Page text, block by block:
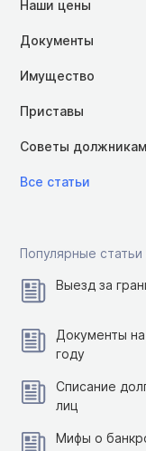
Наши цены
Документы
Имущество
Приставы
Советы должникам
Все статьи
Популярные
Выезд за
Документы
году
Списание
лиц
Мифы о